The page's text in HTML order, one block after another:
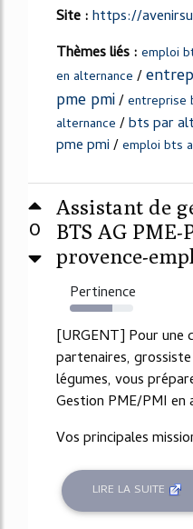
Site :https://
Thèmes liés : emploi
en alternance /
pme pmi/entreprise
alternance /bts par
pme pmi/emploi bts
0
Assistant de
BTS AG
provence-
Pertinence
67%
[URGENT] Pour une
partenaires,
légumes, vous
Gestion PME/PMI en
Vos principales
LIRE LA SUITE